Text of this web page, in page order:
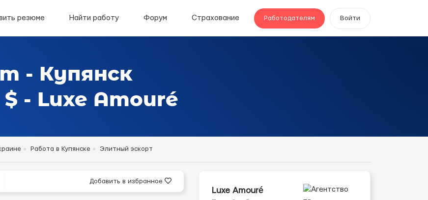
резюме Найти работу Форум Страхование Работодателям Войти
- Купянск
- Luxe Amouré
Работа в Купянске Элитный эскорт
Добавить в избранное
Luxe Amouré